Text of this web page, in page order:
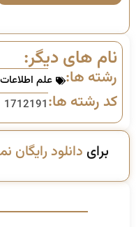
نام های دیگر:
رشته ها: علم
کد رشته ها:1712191
برای دانلود رایگان